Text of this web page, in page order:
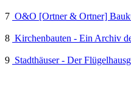
7 O&O [Ortner & Ortner]
8 Kirchenbauten - Ein Archiv
9 Stadthäuser - Der